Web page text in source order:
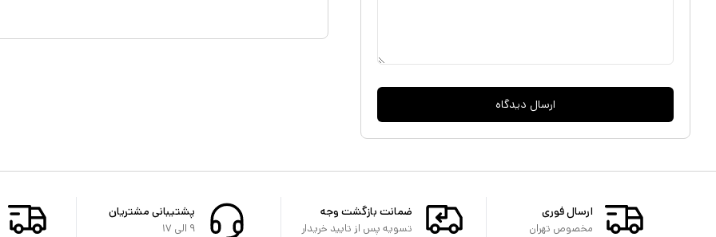
ارسال دیدگاه
ارسال فوری
مخصوص تهران
ضمانت بازگشت وجه
تسویه پس از تایید خریدار
پشتیبانی مشتریان
۹ الی ۱۷